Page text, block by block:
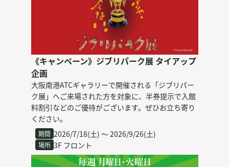
《キャンペーン》ジブリパーク展 タイアップ
企画
大阪南港ATCギャラリーで開催される「ジブリパー
ク展」へご来場された方を対象に、半券提示で入館
料割引などのご優待がございます。ぜひお立ち寄り
ください。
期間 2026/7/18(土) 〜 2026/9/26(土)
場所 3F フロント